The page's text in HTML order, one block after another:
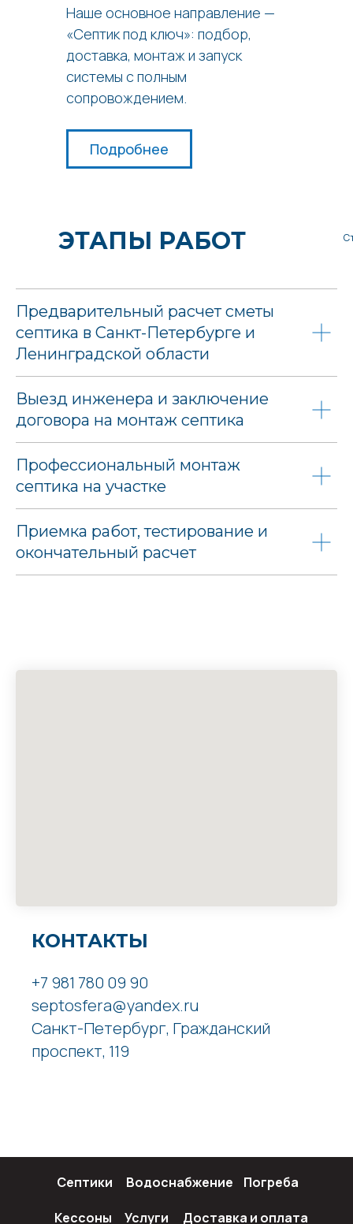
Наше основное направление —
«Септик под ключ»: подбор,
доставка, монтаж и запуск
системы с полным
сопровождением.
Подробнее
ЭТАПЫ РАБОТ
Предварительный расчет сметы
септика в Санкт-Петербурге и
Ленинградской области
Выезд инженера и заключение
договора на монтаж септика
Профессиональный монтаж
септика на участке
Приемка работ, тестирование и
окончательный расчет
КОНТАКТЫ
+7 981 780 09 90
septosfera@yandex.ru
Санкт-Петербург, Гражданский
проспект, 119
Септики Водоснабжение Погреба
Кессоны Услуги Доставка и оплата